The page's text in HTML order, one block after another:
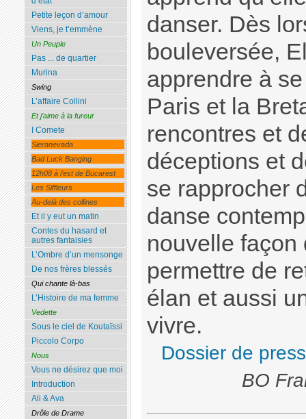
danser. Dès
bouleversée,
apprendre à
Paris et la
rencontres et
déceptions et
se rapprocher
danse
nouvelle façon
permettre de
élan et aussi
vivre.
Dossier de
BO
Petite leçon d’amour
Viens, je t’emmène
Un Peuple
Pas ... de quartier
Murina
Swing
L’affaire Collini
Et j’aime à la fureur
I Comete
Sieranevada
Bad Luck Banging
12h08 à l’est de Bucarest
Les Siffleurs
Au-delà des collines
Et il y eut un matin
Contes du hasard et
autres fantaisies
L’Ombre d’un mensonge
De nos frères blessés
Qui chante là-bas
L’Histoire de ma femme
Vedette
Sous le ciel de Koutaïssi
Piccolo Corpo
Nous
Vous ne désirez que moi
Introduction
Ali & Ava
Drôle de Drame